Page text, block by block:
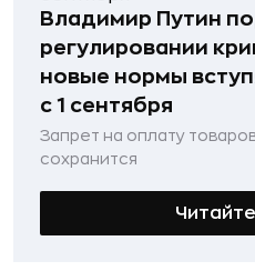
Владимир Путин
регулировании
новые нормы
с 1 сентября
Запрет на оплату
сохранится